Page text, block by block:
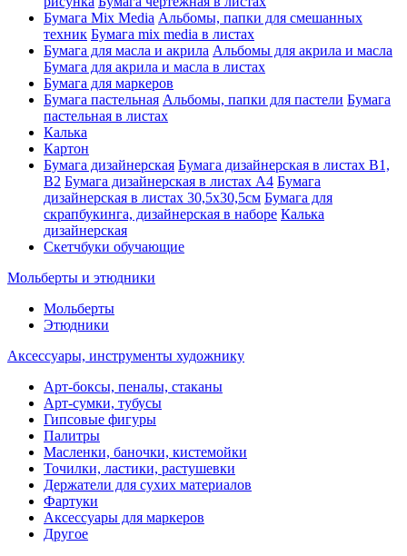
Бумага Mix Media Альбомы, папки для смешанных
техник Бумага mix media в листах
Бумага для масла и акрила Альбомы для акрила и масла
Бумага для акрила и масла в листах
Бумага для маркеров
Бумага пастельная Альбомы, папки для пастели Бумага
пастельная в листах
Калька
Картон
Бумага дизайнерская Бумага дизайнерская в листах В1,
В2 Бумага дизайнерская в листах А4 Бумага
дизайнерская в листах 30,5х30,5см Бумага для
скрапбукинга, дизайнерская в наборе Калька
дизайнерская
Скетчбуки обучающие
Мольберты и этюдники
Мольберты
Этюдники
Аксессуары, инструменты художнику
Арт-боксы, пеналы, стаканы
Арт-сумки, тубусы
Гипсовые фигуры
Палитры
Масленки, баночки, кистемойки
Точилки, ластики, растушевки
Держатели для сухих материалов
Фартуки
Аксессуары для маркеров
Другое